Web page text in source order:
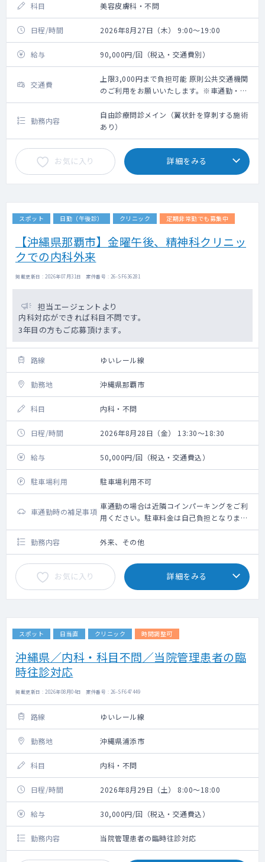
科目 美容皮膚科・不問
日程/時間 2026年8月27日（木） 9:00～19:00
給与 90,000円/回（税込・交通費別）
交通費
上限3,000円まで負担可能 原則公共交通機関
のご利用をお願いいたします。※車通勤・タ
クシー利用要相談
勤務内容
自由診療問診メイン（翼状針を穿刺する施術
あり）
お気に入り 詳細をみる
スポット 日勤（午後診） クリニック 定期非常勤でも募集中
【沖縄県那覇市】金曜午後、精神科クリニッ
クでの内科外来
掲載更新日 : 2026年07月31日 案件番号 : 26-SF636281
担当エージェントより
内科対応ができれば科目不問です。
3年目の方もご応募頂けます。
路線 ゆいレール線
勤務地 沖縄県那覇市
科目 内科・不問
日程/時間 2026年8月28日（金） 13:30～18:30
給与 50,000円/回（税込・交通費込）
駐車場利用 駐車場利用不可
車通勤時の補足事項
車通勤の場合は近隣コインパーキングをご利
用ください。駐車料金は自己負担となりま
す。
勤務内容
外来、その他
お気に入り 詳細をみる
スポット 日当直 クリニック 時間調整可
沖縄県／内科・科目不問／当院管理患者の臨
時往診対応
掲載更新日 : 2026年08月04日 案件番号 : 26-SF647449
路線 ゆいレール線
勤務地 沖縄県浦添市
科目 内科・不問
日程/時間 2026年8月29日（土） 8:00～18:00
給与 30,000円/回（税込・交通費込）
勤務内容 当院管理患者の臨時往診対応